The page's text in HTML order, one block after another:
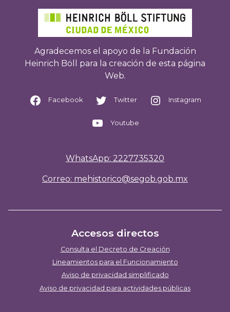
Agradecemos el apoyo de la Fundación
Heinrich Böll para la creación de esta página
Web.
Facebook Twitter Instagram
Youtube
WhatsApp: 2227735320
Correo: mehistorico@segob.gob.mx
Accesos directos
Consulta el Decreto de Creación
Lineamientos para el Funcionamiento
Aviso de privacidad simplificado
Aviso de privacidad para actividades públicas